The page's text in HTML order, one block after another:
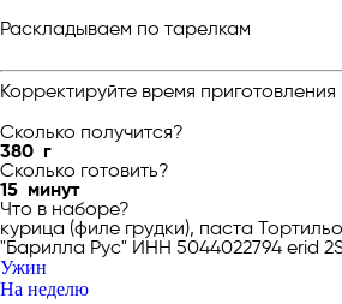
Раскладываем по тарелкам
Корректируйте время
Сколько получится?
380 г
Сколько готовить?
15 минут
Что в наборе?
курица (филе грудки), паста
"Барилла Рус" ИНН 5044022794 erid
Ужин
На неделю